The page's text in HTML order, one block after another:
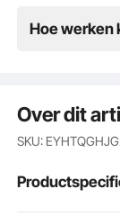
Hoe werken
Over dit
SKU: